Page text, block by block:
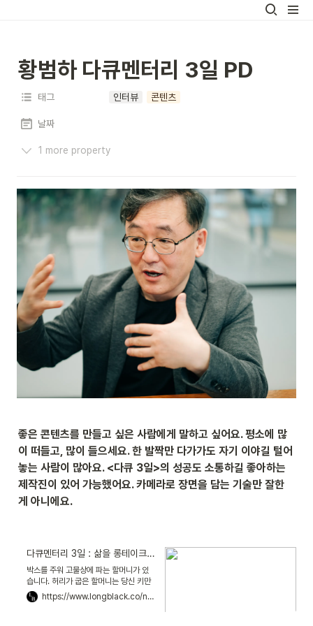
황범하 다큐멘터리 3일 PD
태그 인터뷰 콘텐츠
날짜
1 more property
좋은 콘텐츠를 만들고 싶은 사람에게 말하고 싶어요. 평소에 많
이 떠들고, 많이 들으세요. 한 발짝만 다가가도 자기 이야길 털어
놓는 사람이 많아요. <다큐 3일>의 성공도 소통하길 좋아하는
제작진이 있어 가능했어요. 카메라로 장면을 담는 기술만 잘한
게 아니에요.
다큐멘터리 3일 : 삶을 롱테이크로 관찰하라, 그곳에 울림이 있다
박스를 주워 고물상에 파는 할머니가 있
습니다. 허리가 굽은 할머니는 당신 키만
한 리어카를 끌고 부지런히 골목을 누빕
니다. 리어카 한가득 박스를 줍고 할머니
https://www.longblack.co/note/290